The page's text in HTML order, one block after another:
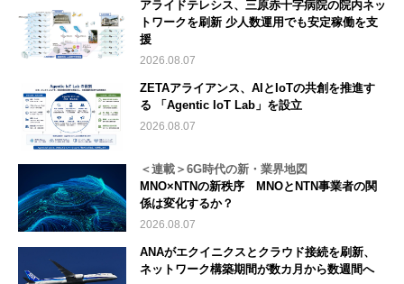
アライドテレシス、三原赤十字病院の院内ネッ
トワークを刷新 少人数運用でも安定稼働を支
援
2026.08.07
ZETAアライアンス、AIとIoTの共創を推進す
る 「Agentic IoT Lab」を設立
2026.08.07
＜連載＞6G時代の新・業界地図
MNO×NTNの新秩序 MNOとNTN事業者の関
係は変化するか？
2026.08.07
ANAがエクイニクスとクラウド接続を刷新、
ネットワーク構築期間が数カ月から数週間へ